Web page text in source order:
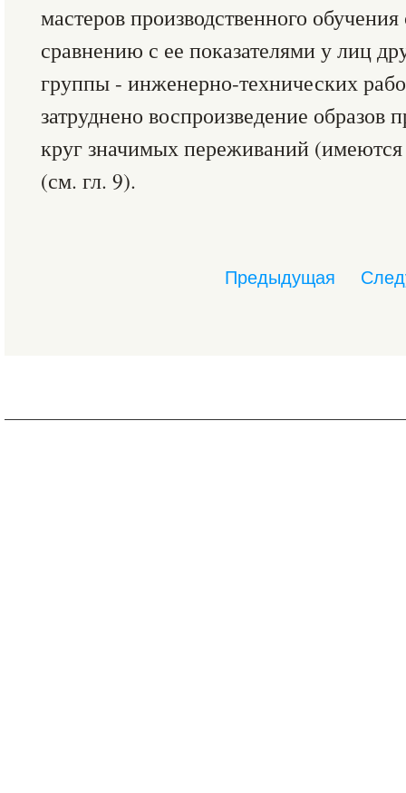
мастеров производственного
сравнению с ее показателями у лиц
группы - инженерно-технических
затруднено воспроизведение
круг значимых переживаний
(см. гл. 9).
Предыдущая